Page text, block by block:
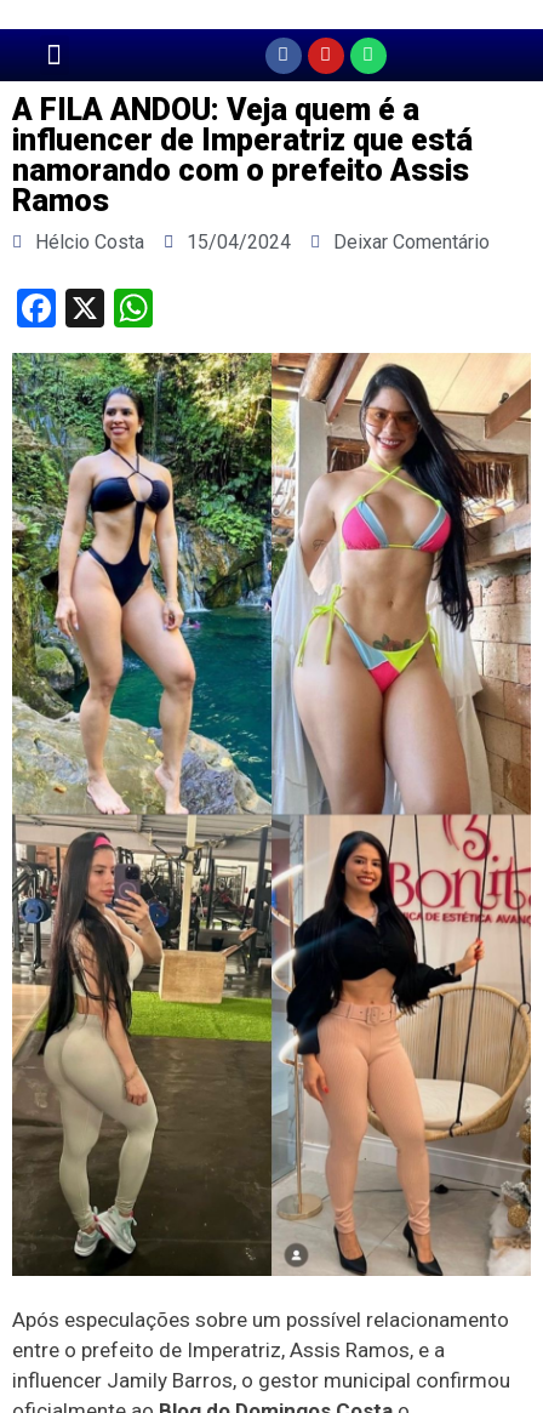
A FILA ANDOU: Veja quem é a
influencer de Imperatriz que está
namorando com o prefeito Assis
Ramos
Hélcio Costa 15/04/2024 Deixar Comentário
Facebook
X
Após especulações sobre um possível relacionamento
entre o prefeito de Imperatriz, Assis Ramos, e a
influencer Jamily Barros, o gestor municipal confirmou